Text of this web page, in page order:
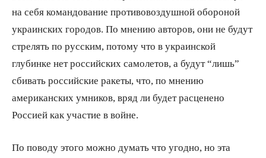
на себя командование противовоздушной обороной
украинских городов. По мнению авторов, они не будут
стрелять по русским, потому что в украинской
глубинке нет российских самолетов, а будут “лишь”
сбивать российские ракеты, что, по мнению
американских умников, вряд ли будет расценено
Россией как участие в войне.
По поводу этого можно думать что угодно, но эта